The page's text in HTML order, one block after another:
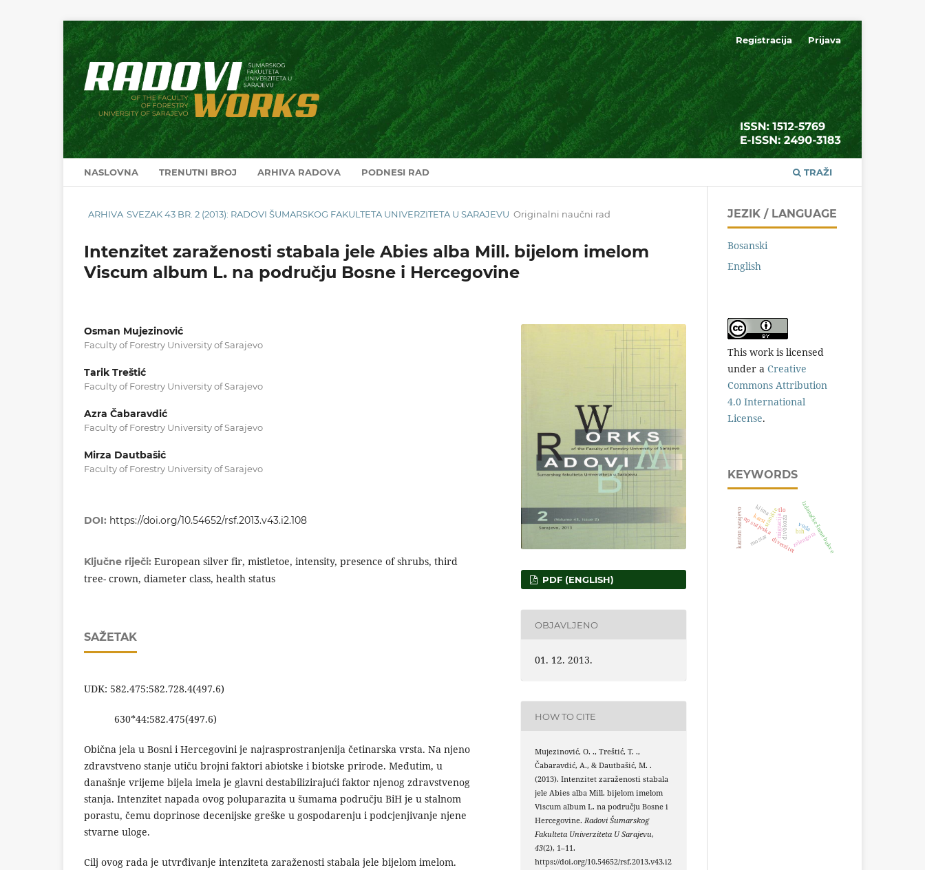
NASLOVNA TRENUTNI BROJ ARHIVA RADOVA PODNESI RAD TRAŽI
Registracija Prijava
ARHIVA SVEZAK 43 BR. 2 (2013): RADOVI ŠUMARSKOG FAKULTETA UNIVERZITETA U SARAJEVU Originalni naučni rad
Intenzitet zaraženosti stabala jele Abies alba Mill. bijelom imelom
Viscum album L. na području Bosne i Hercegovine
Osman Mujezinović
Faculty of Forestry University of Sarajevo
Tarik Treštić
Faculty of Forestry University of Sarajevo
Azra Čabaravdić
Faculty of Forestry University of Sarajevo
Mirza Dautbašić
Faculty of Forestry University of Sarajevo
DOI: https://doi.org/10.54652/rsf.2013.v43.i2.108
Ključne riječi: European silver fir, mistletoe, intensity, presence of shrubs, third
tree- crown, diameter class, health status
SAŽETAK
UDK: 582.475:582.728.4(497.6)
630*44:582.475(497.6)
Obična jela u Bosni i Hercegovini je najrasprostranjenija četinarska vrsta. Na njeno
zdravstveno stanje utiču brojni faktori abiotske i biotske prirode. Međutim, u
današnje vrijeme bijela imela je glavni destabilizirajući faktor njenog zdravstvenog
stanja. Intenzitet napada ovog poluparazita u šumama području BiH je u stalnom
porastu, čemu doprinose decenijske greške u gospodarenju i podcjenjivanje njene
stvarne uloge.
Cilj ovog rada je utvrđivanje intenziteta zaraženosti stabala jele bijelom imelom.
PDF (ENGLISH)
OBJAVLJENO
01. 12. 2013.
HOW TO CITE
Mujezinović, O. ., Treštić, T. .,
Čabaravdić, A., & Dautbašić, M. .
(2013). Intenzitet zaraženosti stabala
jele Abies alba Mill. bijelom imelom
Viscum album L. na području Bosne i
Hercegovine.Radovi Šumarskog
Fakulteta Univerziteta U Sarajevu,
43(2), 1–11.
https://doi.org/10.54652/rsf.2013.v43.i2
JEZIK / LANGUAGE
Bosanski
English
This work is licensed
under a Creative
Commons Attribution
4.0 International
License.
KEYWORDS
staništedivokoza zelengora
np sutjeskamigracija
karst
tlo
voda
klima
mostar izdanačke šume bukve
diverzitet
kanton sarajevo bih